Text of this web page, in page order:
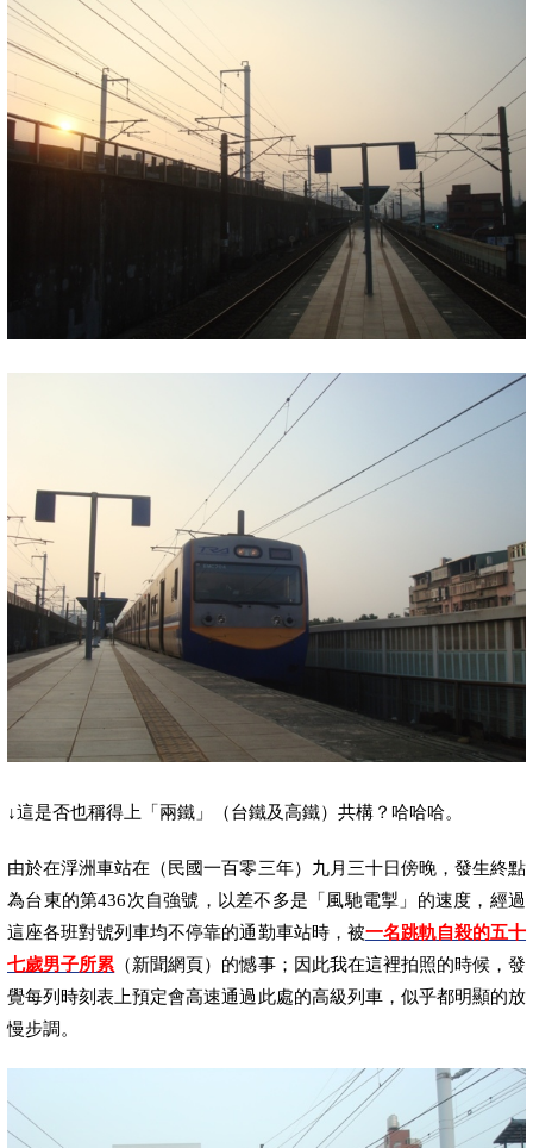
↓這是否也稱得上「兩鐵」（台鐵及高鐵）共構？哈哈哈。
由於在浮洲車站在（民國一百零三年） 九月三十日傍晚，發生終點
為台東的第436次自強號，以差不多是「風馳電掣」的速度，經過
這座各班對號列車均不停靠的通勤車站時，被一名跳軌自殺的五十
七歲男子所累 （新聞網頁）的憾事；因此我在這裡拍照的時候，發
覺每列時刻表上預定會高速通過此處的高級列車，似乎都明顯的放
慢步調。